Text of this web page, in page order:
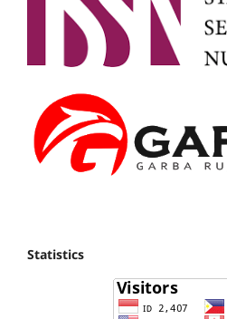
Statistics